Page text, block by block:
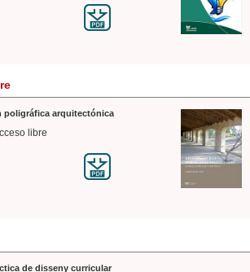
poligráfica arquitectónica
libre
de disseny curricular